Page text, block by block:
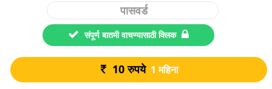
संपूर्ण बातमी वाचण्यासाठी क्लिक
10 रुपये 1 महिना